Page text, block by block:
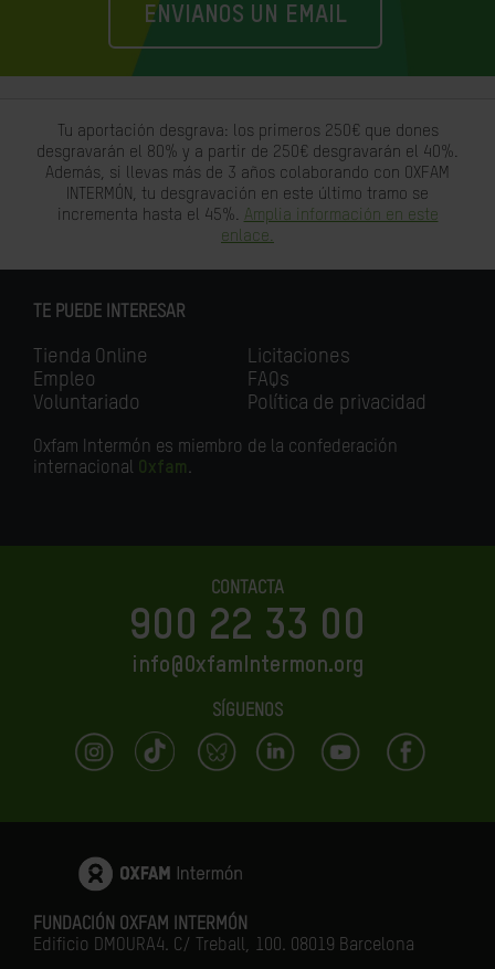
ENVIANOS UN EMAIL
Tu aportación desgrava: los primeros 250€ que dones
desgravarán el 80% y a partir de 250€ desgravarán el 40%.
Además, si llevas más de 3 años colaborando con OXFAM
INTERMÓN, tu desgravación en este último tramo se
incrementa hasta el 45%. Amplia información en este
enlace.
TE PUEDE INTERESAR
Tienda Online
Empleo
Voluntariado
Licitaciones
FAQs
Política de privacidad
Oxfam Intermón es miembro de la confederación
internacional Oxfam.
CONTACTA
900 22 33 00
info@OxfamIntermon.org
SÍGUENOS
FUNDACIÓN OXFAM INTERMÓN
Edificio DMOURA4. C/ Treball, 100. 08019 Barcelona